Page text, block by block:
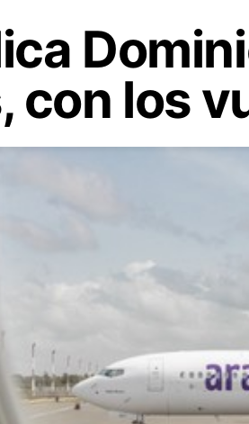
con los